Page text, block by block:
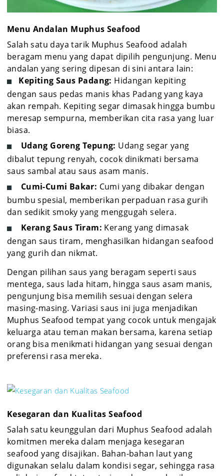
Menu Andalan Muphus Seafood
Salah satu daya tarik Muphus Seafood adalah
beragam menu yang dapat dipilih pengunjung. Menu
andalan yang sering dipesan di sini antara lain:
Kepiting Saus Padang: Hidangan kepiting
dengan saus pedas manis khas Padang yang kaya
akan rempah. Kepiting segar dimasak hingga bumbu
meresap sempurna, memberikan cita rasa yang luar
biasa.
Udang Goreng Tepung: Udang segar yang
dibalut tepung renyah, cocok dinikmati bersama
saus sambal atau saus asam manis.
Cumi-Cumi Bakar: Cumi yang dibakar dengan
bumbu spesial, memberikan perpaduan rasa gurih
dan sedikit smoky yang menggugah selera.
Kerang Saus Tiram: Kerang yang dimasak
dengan saus tiram, menghasilkan hidangan seafood
yang gurih dan nikmat.
Dengan pilihan saus yang beragam seperti saus
mentega, saus lada hitam, hingga saus asam manis,
pengunjung bisa memilih sesuai dengan selera
masing-masing. Variasi saus ini juga menjadikan
Muphus Seafood tempat yang cocok untuk mengajak
keluarga atau teman makan bersama, karena setiap
orang bisa menikmati hidangan yang sesuai dengan
preferensi rasa mereka.
Kesegaran dan Kualitas Seafood
Salah satu keunggulan dari Muphus Seafood adalah
komitmen mereka dalam menjaga kesegaran
seafood yang disajikan. Bahan-bahan laut yang
digunakan selalu dalam kondisi segar, sehingga rasa